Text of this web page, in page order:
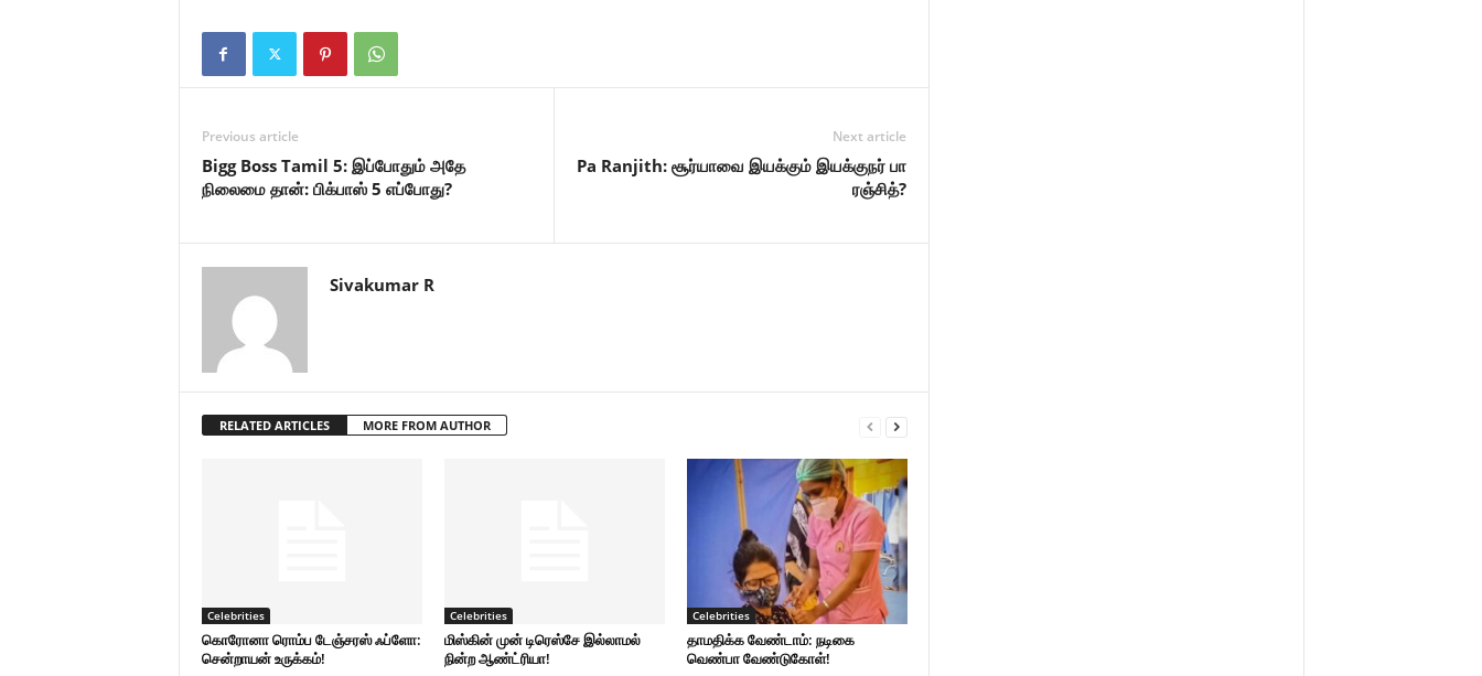
Previous article
Bigg Boss Tamil 5: இப்போதும் அதே
நிலைமை தான்: பிக்பாஸ் 5 எப்போது?
Next article
Pa Ranjith: சூர்யாவை இயக்கும் இயக்குநர் பா
ரஞ்சித்?
Sivakumar R
RELATED ARTICLES MORE FROM AUTHOR
Celebrities
கொரோனா ரொம்ப டேஞ்சரஸ் ஃப்ளோ:
சென்றாயன் உருக்கம்!
Celebrities
மிஸ்கின் முன் டிரெஸ்சே இல்லாமல்
நின்ற ஆண்ட்ரியா!
Celebrities
தாமதிக்க வேண்டாம்: நடிகை
வெண்பா வேண்டுகோள்!